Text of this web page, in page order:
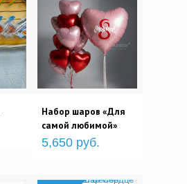
Набор шаров «Для
самой любимой»
5,650 руб.